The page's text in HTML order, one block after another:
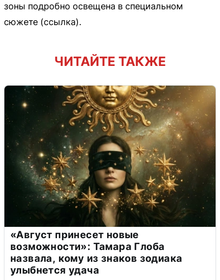
зоны подробно освещена в специальном
сюжете (ссылка).
ЧИТАЙТЕ ТАКЖЕ
«Август принесет новые
возможности»: Тамара Глоба
назвала, кому из знаков зодиака
улыбнется удача